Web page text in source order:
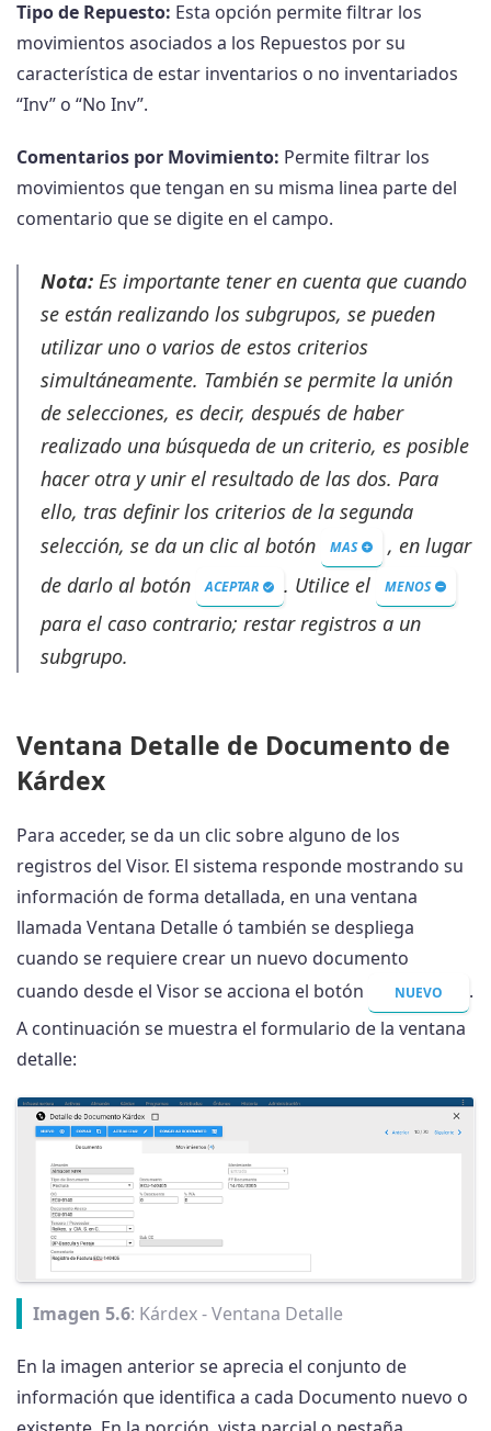
Tipo de Repuesto: Esta opción permite filtrar los
movimientos asociados a los Repuestos por su
característica de estar inventarios o no inventariados
“Inv” o “No Inv”.
Comentarios por Movimiento: Permite filtrar los
movimientos que tengan en su misma linea parte del
comentario que se digite en el campo.
Nota: Es importante tener en cuenta que cuando
se están realizando los subgrupos, se pueden
utilizar uno o varios de estos criterios
simultáneamente. También se permite la unión
de selecciones, es decir, después de haber
realizado una búsqueda de un criterio, es posible
hacer otra y unir el resultado de las dos. Para
ello, tras definir los criterios de la segunda
selección, se da un clic al botón
MAS
, en lugar
de darlo al botón
ACEPTAR . Utilice el MENOS
para el caso contrario; restar registros a un
subgrupo.
Ventana Detalle de Documento de
Kárdex
Para acceder, se da un clic sobre alguno de los
registros del Visor. El sistema responde mostrando su
información de forma detallada, en una ventana
llamada Ventana Detalle ó también se despliega
cuando se requiere crear un nuevo documento
cuando desde el Visor se acciona el botón
NUEVO
.
A continuación se muestra el formulario de la ventana
detalle:
Imagen 5.6: Kárdex - Ventana Detalle
En la imagen anterior se aprecia el conjunto de
información que identifica a cada Documento nuevo o